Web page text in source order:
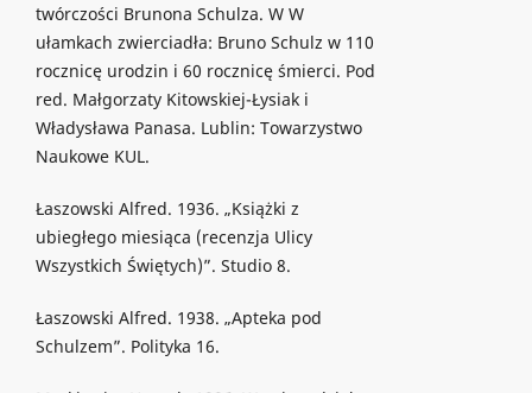
twórczości Brunona Schulza. W W
ułamkach zwierciadła: Bruno Schulz w 110
rocznicę urodzin i 60 rocznicę śmierci. Pod
red. Małgorzaty Kitowskiej-Łysiak i
Władysława Panasa. Lublin: Towarzystwo
Naukowe KUL.
Łaszowski Alfred. 1936. „Książki z
ubiegłego miesiąca (recenzja Ulicy
Wszystkich Świętych)”. Studio 8.
Łaszowski Alfred. 1938. „Apteka pod
Schulzem”. Polityka 16.